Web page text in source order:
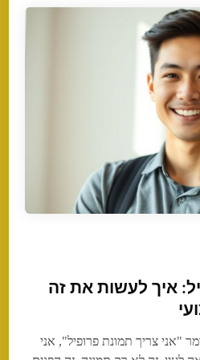
איך לעשות את זה
"אני צריך תמונת פרופיל", אני